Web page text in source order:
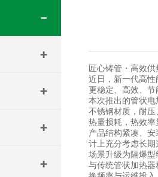
匠心铸管・高效
近日，新一代高
更稳定、高效、
本次推出的管状
不锈钢材质，耐
热量损耗，热效率
产品结构紧凑、
计上充分考虑长
场景升级为隔爆
与传统管状加热